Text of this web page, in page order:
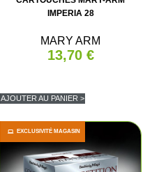
IMPERIA 28
MARY ARM
13,70 €
AJOUTER AU PANIER >
EXCLUSIVITÉ MAGASIN